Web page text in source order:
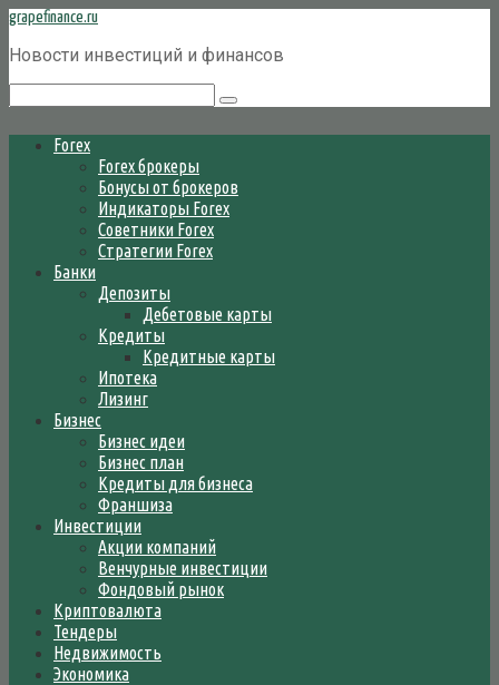
Перейти
контенту
grapefinance.ru
Новости инвестиций и финансов
Forex
Forex брокеры
Бонусы от брокеров
Индикаторы Forex
Советники Forex
Стратегии Forex
Банки
Депозиты
Дебетовые карты
Кредиты
Кредитные карты
Ипотека
Лизинг
Бизнес
Бизнес идеи
Бизнес план
Кредиты для бизнеса
Франшиза
Инвестиции
Акции компаний
Венчурные инвестиции
Фондовый рынок
Криптовалюта
Тендеры
Недвижимость
Экономика